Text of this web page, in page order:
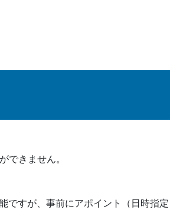
できません。
すが、事前にアポイント（日時指定